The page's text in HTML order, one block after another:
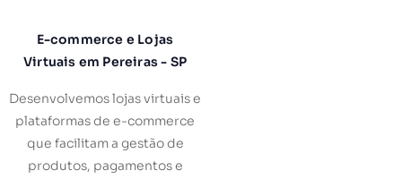
E-commerce e Lojas
Virtuais em Pereiras - SP
Desenvolvemos lojas virtuais e
plataformas de e-commerce
que facilitam a gestão de
produtos, pagamentos e